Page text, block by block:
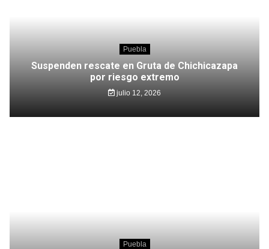
Puebla
Suspenden rescate en Gruta de Chichicazapa
por riesgo extremo
julio 12, 2026
Puebla